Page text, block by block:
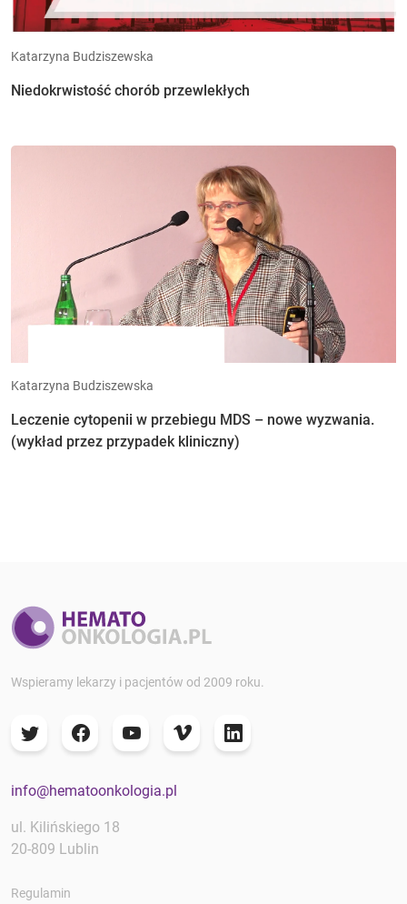
Katarzyna Budziszewska
Niedokrwistość chorób przewlekłych
Katarzyna Budziszewska
Leczenie cytopenii w przebiegu MDS – nowe wyzwania.
(wykład przez przypadek kliniczny)
Wspieramy lekarzy i pacjentów od 2009 roku.
info@hematoonkologia.pl
ul. Kilińskiego 18
20-809 Lublin
Regulamin